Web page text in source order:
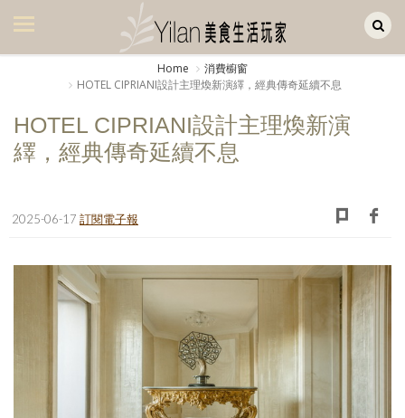
美食集
美飲集
廚房集
旅遊集
書房集
Home
消費櫥窗
HOTEL CIPRIANI設計主理煥新演繹，經典傳奇延續不息
HOTEL CIPRIANI設計主理煥新演
繹，經典傳奇延續不息
2025-06-17 訂閱電子報